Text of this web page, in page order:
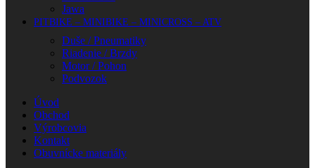
Jawa
PITBIKE – MINIBIKE – MINICROSS – ATV
Duše / Pneumatiky
Riadenie / Brzdy
Motor / Pohon
Podvozok
Úvod
Obchod
Výrobcovia
Kontakt
Obuvnícke materiály